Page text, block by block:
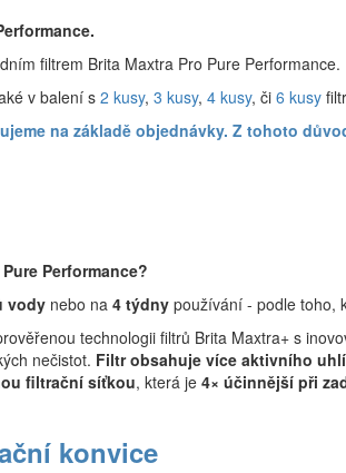
filtrem Brita Maxtra Pro Pure Performance.
v balení s2 kusy, 3 kusy, 4 kusy, či 6 kusy
na základě objednávky. Z tohoto
Performance?
vody nebo na 4 týdny používání - podle toho,
technologii filtrů Brita Maxtra+ s
nečistot. Filtr obsahuje více aktivního
filtrační síťkou, která je 4× účinnější při
konvice